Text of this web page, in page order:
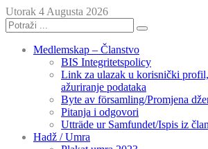
Utorak 4 Augusta 2026
Medlemskap – Članstvo
BIS Integritetspolicy
Link za ulazak u korisnički
ažuriranje podataka
Byte av församling/Promjena
Pitanja i odgovori
Utträde ur Samfundet/Ispis iz
Hadž / Umra